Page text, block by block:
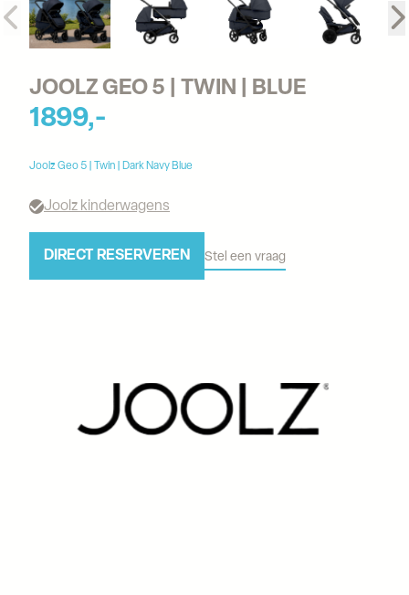
JOOLZ GEO 5 | TWIN | BLUE
1899,-
Joolz Geo 5 | Twin | Dark Navy Blue
Joolz kinderwagens
DIRECT RESERVEREN Stel een vraag